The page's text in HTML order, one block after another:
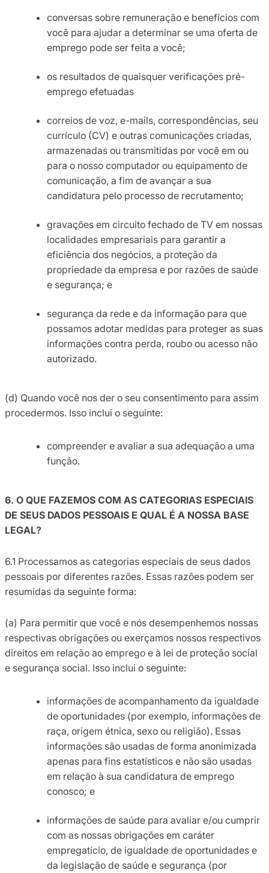
conversas sobre remuneração e benefícios com
você para ajudar a determinar se uma oferta de
emprego pode ser feita a você;
os resultados de quaisquer verificações pré-
emprego efetuadas
correios de voz, e-mails, correspondências, seu
currículo (CV) e outras comunicações criadas,
armazenadas ou transmitidas por você em ou
para o nosso computador ou equipamento de
comunicação, a fim de avançar a sua
candidatura pelo processo de recrutamento;
gravações em circuito fechado de TV em nossas
localidades empresariais para garantir a
eficiência dos negócios, a proteção da
propriedade da empresa e por razões de saúde
e segurança; e
segurança da rede e da informação para que
possamos adotar medidas para proteger as suas
informações contra perda, roubo ou acesso não
autorizado.
(d) Quando você nos der o seu consentimento para assim
procedermos. Isso inclui o seguinte:
compreender e avaliar a sua adequação a uma
função.
6. O QUE FAZEMOS COM AS CATEGORIAS ESPECIAIS
DE SEUS DADOS PESSOAIS E QUAL É A NOSSA BASE
LEGAL?
6.1 Processamos as categorias especiais de seus dados
pessoais por diferentes razões. Essas razões podem ser
resumidas da seguinte forma:
(a) Para permitir que você e nós desempenhemos nossas
respectivas obrigações ou exerçamos nossos respectivos
direitos em relação ao emprego e à lei de proteção social
e segurança social. Isso inclui o seguinte:
informações de acompanhamento da igualdade
de oportunidades (por exemplo, informações de
raça, origem étnica, sexo ou religião). Essas
informações são usadas de forma anonimizada
apenas para fins estatísticos e não são usadas
em relação à sua candidatura de emprego
conosco; e
informações de saúde para avaliar e/ou cumprir
com as nossas obrigações em caráter
empregatício, de igualdade de oportunidades e
da legislação de saúde e segurança (por